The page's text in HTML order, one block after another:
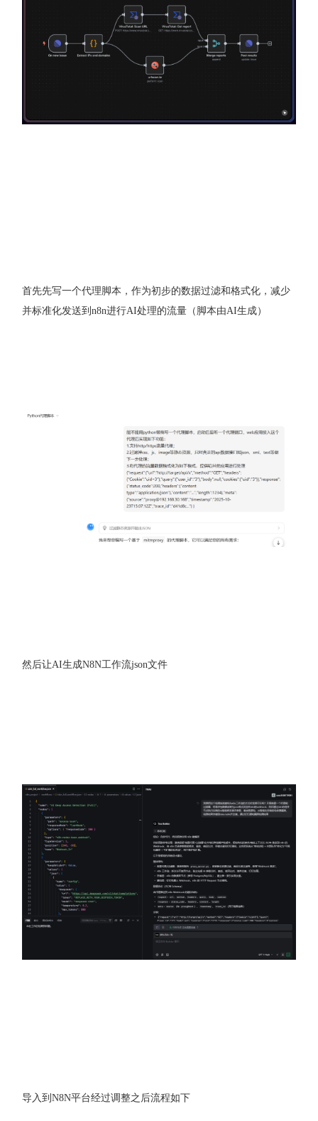
首先先写一个代理脚本，作为初步的数据过滤和格式化，减少
并标准化发送到n8n进行AI处理的流量（脚本由AI生成）
然后让AI生成N8N工作流json文件
导入到N8N平台经过调整之后流程如下